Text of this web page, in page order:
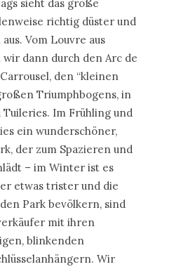
sieht das große
richtig düster und
Vom Louvre aus
dann durch den Arc de
den “kleinen
Triumphbogens, in
Tuileries. Im Frühling und
ein wunderschöner,
der zum Spazieren und
– im Winter ist es
etwas trister und die
Park bevölkern, sind
mit ihren
blinkenden
Wir